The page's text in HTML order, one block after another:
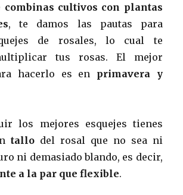
combinas cultivos con plantas
, te damos las pautas para
de rosales, lo cual te
tus rosas. El mejor
hacerlo es en primavera y
los mejores esquejes tienes
tallo del rosal que no sea ni
ni demasiado blando, es decir,
a la par que flexible.